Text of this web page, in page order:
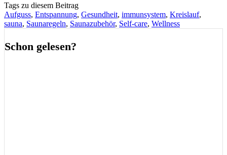
Tags zu diesem Beitrag
Aufguss, Entspannung, Gesundheit, immunsystem, Kreislauf,
sauna, Saunaregeln, Saunazubehör, Self-care, Wellness
Schon gelesen?